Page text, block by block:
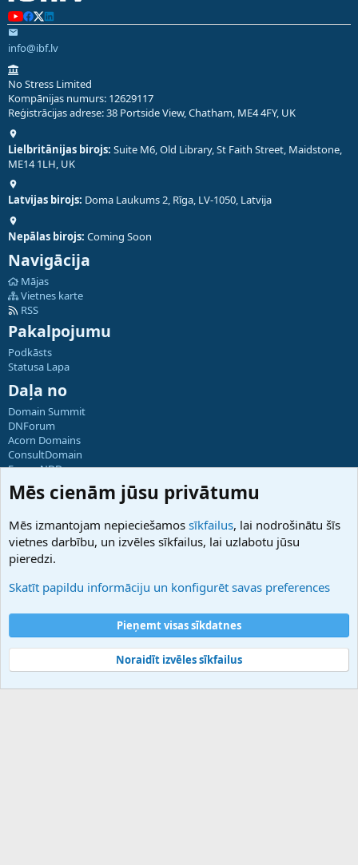
info@ibf.lv
No Stress Limited
Kompānijas numurs: 12629117
Reģistrācijas adrese: 38 Portside View, Chatham, ME4 4FY, UK
Lielbritānijas birojs: Suite M6, Old Library, St Faith Street, Maidstone,
ME14 1LH, UK
Latvijas birojs: Doma Laukums 2, Rīga, LV-1050, Latvija
Nepālas birojs: Coming Soon
Navigācija
Mājas
Vietnes karte
RSS
Pakalpojumu
Podkāsts
Statusa Lapa
Daļa no
Domain Summit
DNForum
Acorn Domains
ConsultDomain
ForumNDD
Domainforum.ro
27.be
Hostmaria
Atbalsts
Palīdzība
Noteikumi un nosacījumi
Privātuma politika
Community platform by XenForo® © 2010-2025 XenForo Ltd.
Mēs cienām jūsu privātumu
Mēs izmantojam nepieciešamos sīkfailus, lai nodrošinātu šīs
vietnes darbību, un izvēles sīkfailus, lai uzlabotu jūsu
pieredzi.
Skatīt papildu informāciju un konfigurēt savas preferences
Pieņemt visas sīkdatnes
Noraidīt izvēles sīkfailus